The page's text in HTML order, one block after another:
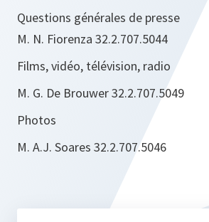
Questions générales de presse
M. N. Fiorenza 32.2.707.5044
Films, vidéo, télévision, radio
M. G. De Brouwer 32.2.707.5049
Photos
M. A.J. Soares 32.2.707.5046